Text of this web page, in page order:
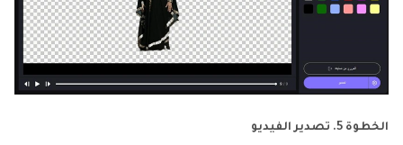
الخطوة 5. تصدير الفيديو